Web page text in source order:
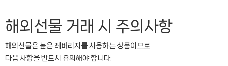
해외선물 거래 시 주의사항
해외선물은 높은 레버리지를 사용하는 상품이므로
다음 사항을 반드시 유의해야 합니다.